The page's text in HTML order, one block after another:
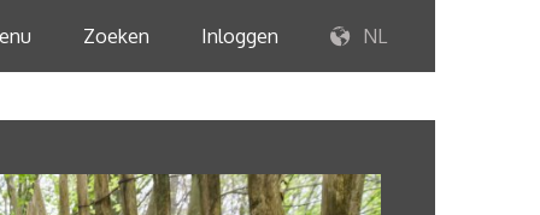
Zoeken Inloggen NL